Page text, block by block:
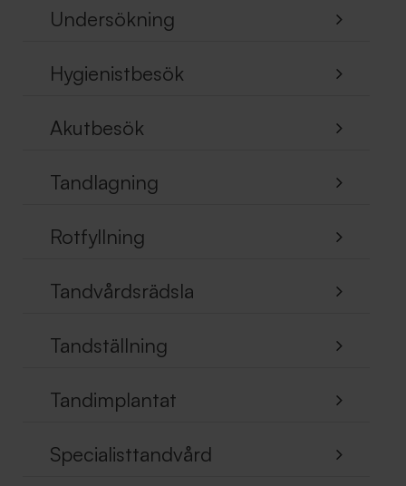
Undersökning
Hygienistbesök
Akutbesök
Tandlagning
Rotfyllning
Tandvårdsrädsla
Tandställning
Tandimplantat
Specialisttandvård